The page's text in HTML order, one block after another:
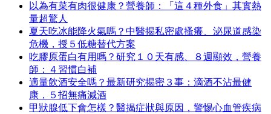
以為有菜有肉很健康？營養師：「這４種外食」其實熱
量超驚人
夏天吃冰能降火氣嗎？中醫揭私密處搔癢、泌尿道感染
危機，授５低糖替代方案
吃膠原蛋白有用嗎？研究１０天有感、８週顯效，營養
師：４習慣白補
適量飲酒安全嗎？最新研究揭密３事：滴酒不沾最健
康，５招無痛減酒
甲狀腺低下會怎樣？醫揭症狀與原因，警惕心血管疾病